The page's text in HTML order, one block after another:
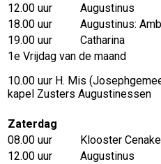
12.00 uur
Augustinus
18.00 uur
Augustinus:
19.00 uur
Catharina
1e Vrijdag van de maand
10.00 uur H. Mis
kapel Zusters Augustinessen
Zaterdag
08.00 uur
Klooster
12.00 uur
Augustinus